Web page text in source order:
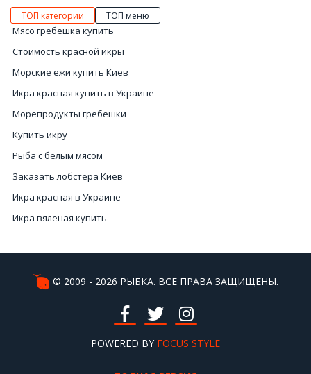
ТОП категории ТОП меню
Мясо гребешка купить
Стоимость красной икры
Морские ежи купить Киев
Икра красная купить в Украине
Морепродукты гребешки
Купить икру
Рыба с белым мясом
Заказать лобстера Киев
Икра красная в Украине
Икра вяленая купить
Купить краба
Купить свежие мидии
© 2009 - 2026 РЫБКА. ВСЕ ПРАВА ЗАЩИЩЕНЫ.
POWERED BY FOCUS STYLE